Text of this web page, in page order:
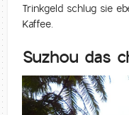
Trinkgeld schlug sie
Kaffee.
Suzhou das